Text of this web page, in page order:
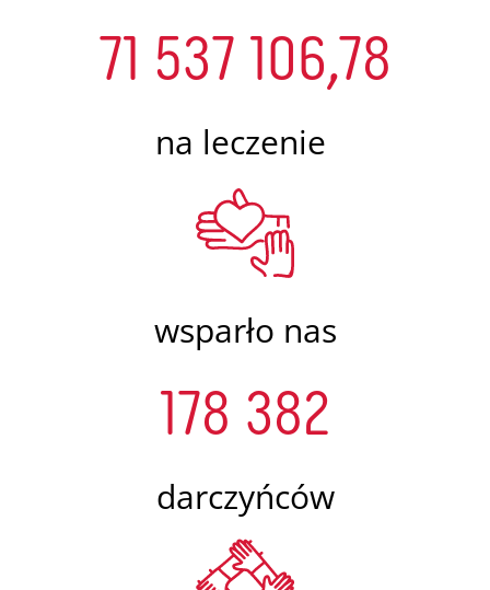
71 537 106,78
na leczenie
wsparło nas
178 382
darczyńców